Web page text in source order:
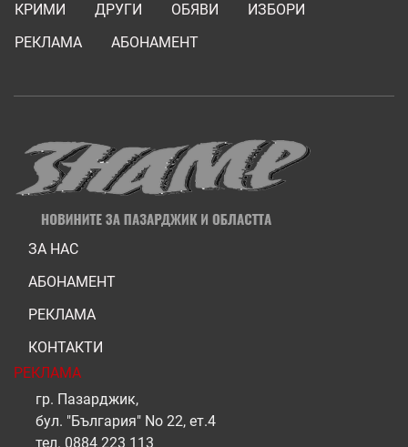
КРИМИ
ДРУГИ ОБЯВИ
ИЗБОРИ
РЕКЛАМА
АБОНАМЕНТ
ЗА НАС
АБОНАМЕНТ
РЕКЛАМА
КОНТАКТИ
РЕКЛАМА
гр. Пазарджик,
бул. "България" No 22, ет.4
тел. 0884 223 113